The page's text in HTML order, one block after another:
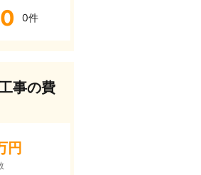
0 0件
事の費
円